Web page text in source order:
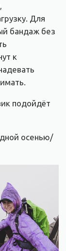
Для
бандаж без
к
подойдёт
осенью/